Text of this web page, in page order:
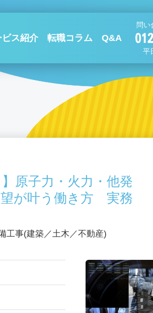
ビス紹介 転職コラム Q&A
問い
平
原子力・火力・他発
望が叶う働き方 実務
工事(建築／土木／不動産)